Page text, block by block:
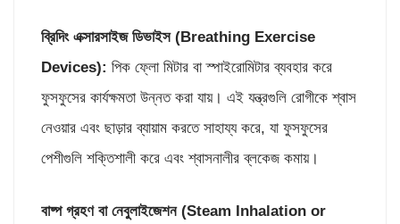
ব্রিদিং এক্সারসাইজ ডিভাইস (Breathing Exercise
Devices): পিক ফ্লো মিটার বা স্পাইরোমিটার ব্যবহার করে
ফুসফুসের কার্যক্ষমতা উন্নত করা যায়। এই যন্ত্রগুলি রোগীকে শ্বাস
নেওয়ার এবং ছাড়ার ব্যায়াম করতে সাহায্য করে, যা ফুসফুসের
পেশীগুলি শক্তিশালী করে এবং শ্বাসনালীর ব্লকেজ কমায়।
বাষ্প গ্রহণ বা নেবুলাইজেশন (Steam Inhalation or